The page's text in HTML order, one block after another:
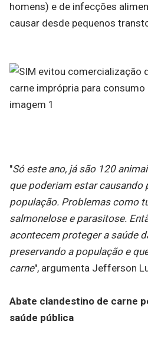
homens) e de infecções
causar desde pequenos
"Só este ano, já são 120
que poderiam estar causando
população. Problemas como
salmonelose e parasitose.
acontecem proteger a saúde
preservando a população e
carne", argumenta Jefferson
Abate clandestino de carne
saúde pública